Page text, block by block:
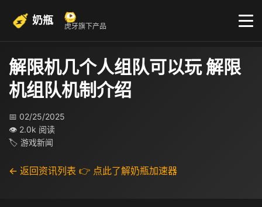
奶瓶 虎牙旗下产品
解限机几个人组队可以玩 解限
机组队机制介绍
📅 02/25/2025
👁 2.0k 阅读
🏷 游戏新闻
← 返回资讯列表 👉 点此了解奶瓶加速器